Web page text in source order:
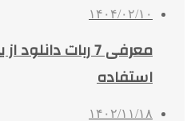
۱۴۰۴/۰۲/۱۰
معرفی 7 ربات
استفاده
۱۴۰۲/۱۱/۱۸